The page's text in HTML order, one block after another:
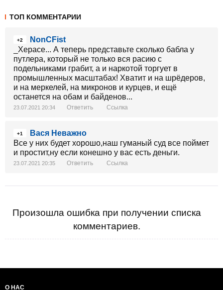
ТОП КОММЕНТАРИИ
+2
NonCFist
_Херасе... А теперь представьте сколько бабла у
путлера, который не только вся расию с
подельниками грабит, а и наркотой торгует в
промышленных масштабах! Хватит и на шрёдеров,
и на меркелей, на микронов и курцев, и ещё
останется на обам и байденов...
23.07.2021 20:34 Ответить Ссылка
+1
Вася Неважно
Все у них будет хорошо,наш гуманый суд все поймет
и простит,ну если конешно у вас есть деньги.
23.07.2021 20:35 Ответить Ссылка
Произошла ошибка при получении списка
комментариев.
О НАС